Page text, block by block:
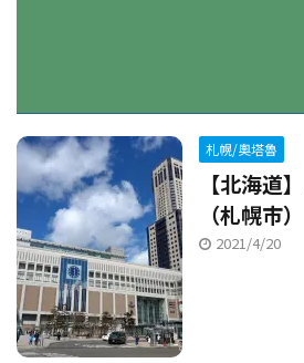
札幌/奧塔魯
【北海道
（札幌市）
2021/4/20